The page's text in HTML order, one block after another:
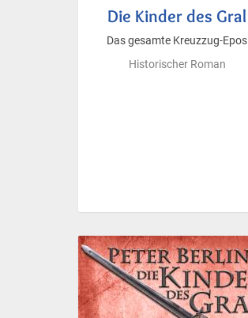
Die Kinder des Gral
Das gesamte Kreuzzug-Epos
Historischer Roman